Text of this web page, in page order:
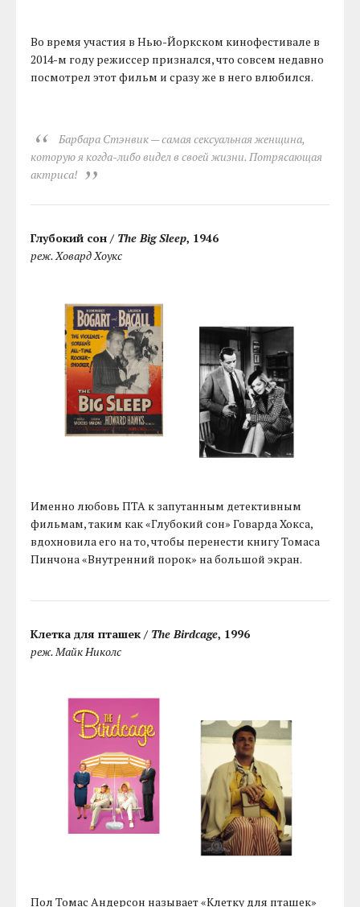
Во время участия в Нью-Йоркском кинофестивале в
2014-м году режиссер признался, что совсем недавно
посмотрел этот фильм и сразу же в него влюбился.
Барбара Стэнвик — самая сексуальная женщина,
которую я когда-либо видел в своей жизни. Потрясающая
актриса!
Глубокий сон / The Big Sleep, 1946
реж. Ховард Хоукс
Именно любовь ПТА к запутанным детективным
фильмам, таким как «Глубокий сон» Говарда Хокса,
вдохновила его на то, чтобы перенести книгу Томаса
Пинчона «Внутренний порок» на большой экран.
Клетка для пташек / The Birdcage, 1996
реж. Майк Николс
Пол Томас Андерсон называет «Клетку для пташек»